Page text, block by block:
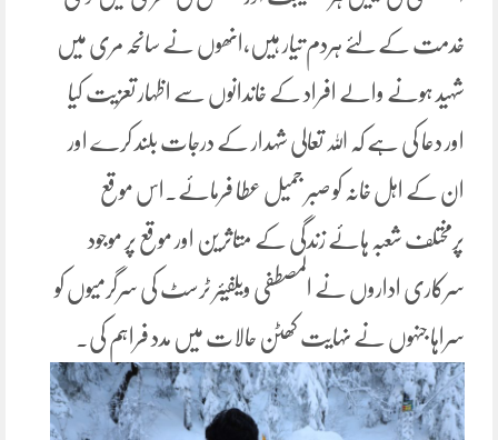
خدمت کے لئے ہردم تیار ہیں،انھوں نے سانحہ مری میں
شہید ہونے والے افراد کے خاندانوں سے اظہار تعزیت کیا
اور دعا کی ہے کہ اللہ تعالی شہدار کے درجات بلند کرے اور
ان کے اہل خانہ کو صبر جمیل عطا فرمائے۔اس موقع
پرمختلف شعبہ ہائے زندگی کے متاثرین اور موقع پر موجود
سرکاری اداروں نے المصطفی ویلفیئر ٹرسٹ کی سرگرمیوں کو
سراہا جنہوں نے نہایت کھٹن حالات میں مدد فراہم کی۔